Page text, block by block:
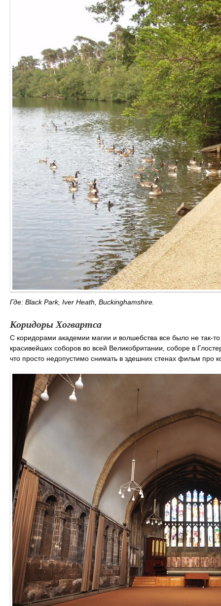
Где: Black Park, Iver Heath, Buckinghamshire.
Коридоры Хогвартса
С коридорами академии магии и волшебства все было не так-
красивейших соборов во всей Великобритании, соборе в
что просто недопустимо снимать в здешних стенах фильм про